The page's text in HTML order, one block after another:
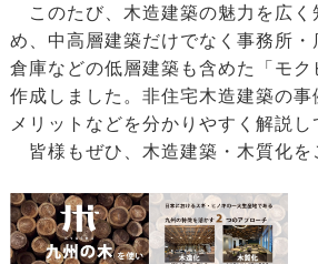
このたび、木造建築の魅力を広く
め、中高層建築だけでなく事務所・
倉庫などの低層建築も含めた「モク
作成しました。非住宅木造建築の事
メリットなどを分かりやすく解説し
皆様もぜひ、木造建築・木質化を